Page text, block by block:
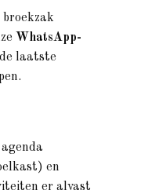
WhatsApp-
laatste
en
er alvast